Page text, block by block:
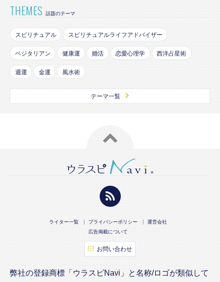
THEMES 話題のテーマ
スピリチュアル スピリチュアルライフアドバイザー
ベジタリアン 健康運 婚活 恋愛心理学 西洋占星術
週運 金運 風水術
テーマ一覧
ライター一覧 プライバシーポリシー
運営会社
広告掲載について
お問い合わせ
弊社の登録商標「ウラスピNavi」と名称/ロゴが類似して